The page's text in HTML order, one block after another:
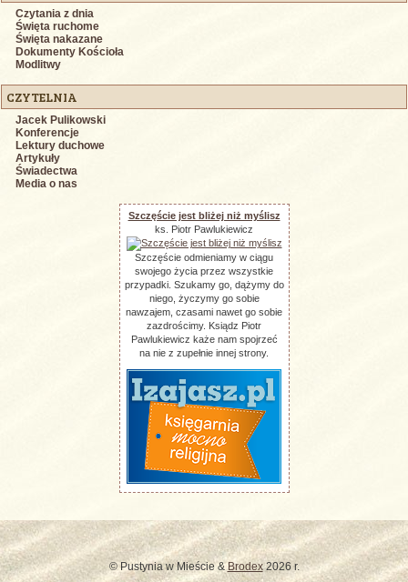
Czytania z dnia
Święta ruchome
Święta nakazane
Dokumenty Kościoła
Modlitwy
CZYTELNIA
Jacek Pulikowski
Konferencje
Lektury duchowe
Artykuły
Świadectwa
Media o nas
Szczęście jest bliżej niż myślisz
ks. Piotr Pawlukiewicz
Szczęście odmieniamy w ciągu
swojego życia przez wszystkie
przypadki. Szukamy go, dążymy do
niego, życzymy go sobie
nawzajem, czasami nawet go sobie
zazdrościmy. Ksiądz Piotr
Pawlukiewicz każe nam spojrzeć
na nie z zupełnie innej strony.
© Pustynia w Mieście &Brodex2026 r.